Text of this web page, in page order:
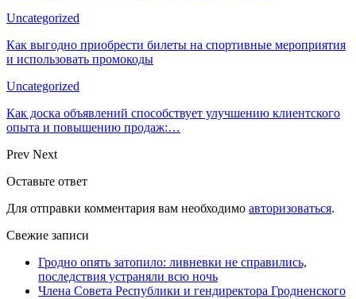
Uncategorized
Как выгодно приобрести билеты на спортивные мероприятия
и использовать промокоды
Uncategorized
Как доска объявлений способствует улучшению клиентского
опыта и повышению продаж:…
Prev Next
Оставьте ответ
Для отправки комментария вам необходимо авторизоваться.
Свежие записи
Гродно опять затопило: ливневки не справились,
последствия устраняли всю ночь
Члена Совета Республики и гендиректора Гродненского